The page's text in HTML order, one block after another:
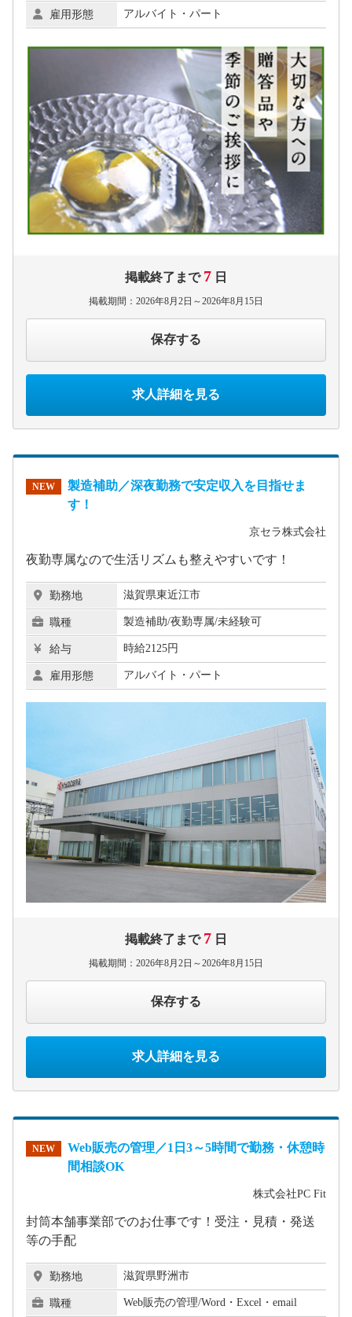
雇用形態 アルバイト・パート
掲載終了まで 7 日
掲載期間：2026年8月2日～2026年8月15日
保存する
求人詳細を見る
NEW
製造補助／深夜勤務で安定収入を目指せま
す！
京セラ株式会社
夜勤専属なので生活リズムも整えやすいです！
勤務地 滋賀県東近江市
職種 製造補助/夜勤専属/未経験可
給与 時給2125円
雇用形態 アルバイト・パート
掲載終了まで 7 日
掲載期間：2026年8月2日～2026年8月15日
保存する
求人詳細を見る
NEW
Web販売の管理／1日3～5時間で勤務・休憩時
間相談OK
株式会社PC Fit
封筒本舗事業部でのお仕事です！受注・見積・発送
等の手配
勤務地 滋賀県野洲市
職種 Web販売の管理/Word・Excel・email